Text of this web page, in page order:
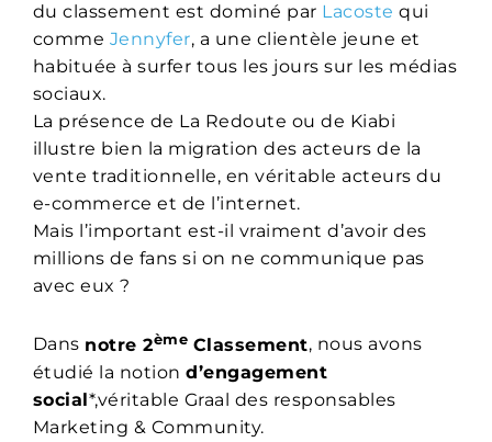
du classement est dominé par Lacoste qui
comme Jennyfer, a une clientèle jeune et
habituée à surfer tous les jours sur les médias
sociaux.
La présence de La Redoute ou de Kiabi
illustre bien la migration des acteurs de la
vente traditionnelle, en véritable acteurs du
e-commerce et de l’internet.
Mais l’important est-il vraiment d’avoir des
millions de fans si on ne communique pas
avec eux ?
Dans notre 2ème Classement, nous avons
étudié la notiond’engagement
social*,véritable Graal des responsables
Marketing & Community.